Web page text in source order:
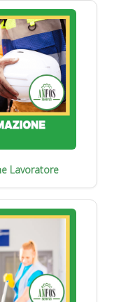
Lavoratore